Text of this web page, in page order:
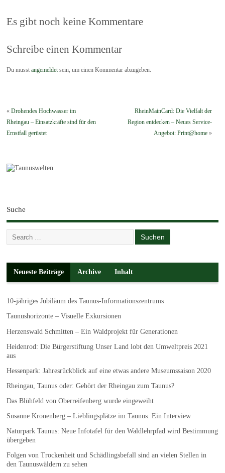
Es gibt noch keine Kommentare
Schreibe einen Kommentar
Du musstangemeldetsein, um einen Kommentar abzugeben.
«Drohendes Hochwasser im
Rheingau – Einsatzkräfte sind für den
Ernstfall gerüstet
RheinMainCard: Die Vielfalt der
Region entdecken – Neues Service-
Angebot: Print@home»
Suche
Neueste Beiträge Archive Inhalt
10-jähriges Jubiläum des Taunus-Informationszentrums
Taunushorizonte – Visuelle Exkursionen
Herzenswald Schmitten – Ein Waldprojekt für Generationen
Heidenrod: Die Bürgerstiftung Unser Land lobt den Umweltpreis 2021
aus
Hessenpark: Jahresrückblick auf eine etwas andere Museumssaison 2020
Rheingau, Taunus oder: Gehört der Rheingau zum Taunus?
Das Blühfeld von Oberreifenberg wurde eingeweiht
Susanne Kronenberg – Lieblingsplätze im Taunus: Ein Interview
Naturpark Taunus: Neue Infotafel für den Waldlehrpfad wird Bestimmung
übergeben
Folgen von Trockenheit und Schädlingsbefall sind an vielen Stellen in
den Taunuswäldern zu sehen